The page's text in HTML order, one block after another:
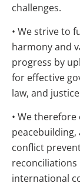
challenges.
• We strive to
harmony and
progress by
for effective
law, and
• We
conflict
reconciliations
international